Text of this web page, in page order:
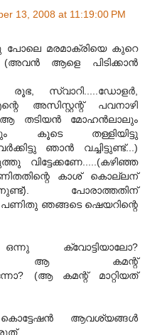
13, 2008 at 11:19:00 PM
മരമാക്രിയെ കുറെ
(അവന്‍ ആളെ പിടിക്കാന്‍
സ്വാറി.....ഡോളര്‍,
അസിസ്റ്റന്റ് പവനാഴി
ആ തടിയന്‍ മോഹന്‍ലാലും
കൂടെ തള്ളിയിട്ടു
ഞാന്‍ വച്ചിട്ടുണ്ട്...)
കാശ് കൊല്ലന്
പോരാത്തതിന്
പണിതു ഞങ്ങടെ ഷെയറിന്റെ
ക്വോട്ടിയാലോ?
ആ കമന്റ്
(ആ കമന്റ് മാറ്റിയത്
കൊട്ടേഷന്‍ ആവശ്യങ്ങള്‍